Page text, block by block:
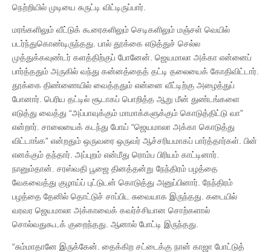
நெற்றியில் முடியை சுருட்டி விட்டிருப்பார்.
மரங்களிலும் வீட்டுக் கூரைகளிலும் செடிகளிலும் மஞ்சள் வெயில்
படர்ந்துகொண்டிருந்தது. பால் தூக்கை எடுத்துச் செல்ல
முத்துக்கவுண்டர் களத்திற்குப் போனேன். ஜெயமாலா அக்கா என்னைப்
பார்த்ததும் அருகில் வந்து கன்னத்தைத் தட்டி தலையைக் கோதிவிட்டார்.
தூக்கை திண்ணையில் வைத்ததும் என்னை வீட்டிற்கு அழைத்துப்
போனார். பெரிய தட்டில் சூடாகப் பொறித்த ஆறு மீன் துண்டங்களை
எடுத்து வைத்து “அப்பாவுக்கும் மாமாக்களுக்கும் கொடுத்திட்டு வா”
என்றார். சாலையைக் கடந்து போய் “ஜெயமாலா அக்கா கொடுத்து
விட்டாங்க” என்றதும் ஒருவரை ஒருவர் ஆச்சரியமாகப் பார்த்தார்கள். பின்
எனக்கும் தந்தார். அப்புறம் என்மீது ரொம்ப பிரியம் காட்டினார்.
நானும்தான். சரஸ்வதி பூஜை தினத்தன்று நேந்திரம் பழத்தை
வேகவைத்து குழாய்ப் புட்டுடன் கொடுத்து அனுப்பினார். நேந்திரம்
பழத்தை தேனில் தொட்டுச் சாப்பிட சுவையாக இருந்தது. கடையில்
வரவர ஜெயமாலா அக்காவைக் கவர்ச்சியான சொற்களால்
சொல்வதுகூடக் குறைந்தது. ஆனால் போட்டி இருந்தது.
“சும்மாதானே இருக்கேன். தைக்கிற சட்டைக்கு நான் காஜா போட்டுத்